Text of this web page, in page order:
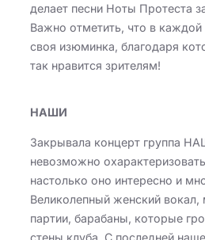
делает песни Ноты Протеста
Важно отметить, что в каждой
своя изюминка, благодаря
так нравится зрителям!
НАШИ
Закрывала концерт группа
невозможно
настолько оно интересно и
Великолепный женский
партии, барабаны, которые
стены клуба. С последней